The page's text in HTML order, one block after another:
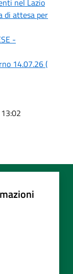
di attesa per
-
14.07.26 (